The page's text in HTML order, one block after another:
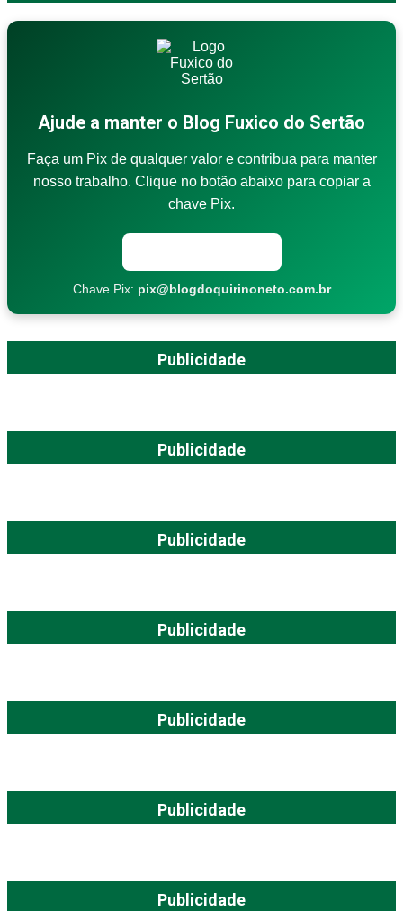
Ajude a manter o Blog Fuxico do Sertão
Faça um Pix de qualquer valor e contribua para manter
nosso trabalho. Clique no botão abaixo para copiar a
chave Pix.
Chave Pix: pix@blogdoquirinoneto.com.br
Publicidade
Publicidade
Publicidade
Publicidade
Publicidade
Publicidade
Publicidade